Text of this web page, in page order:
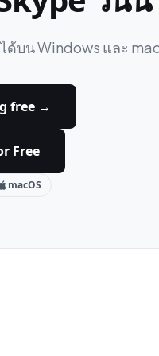
บน Windows และ
free →
Free
macOS